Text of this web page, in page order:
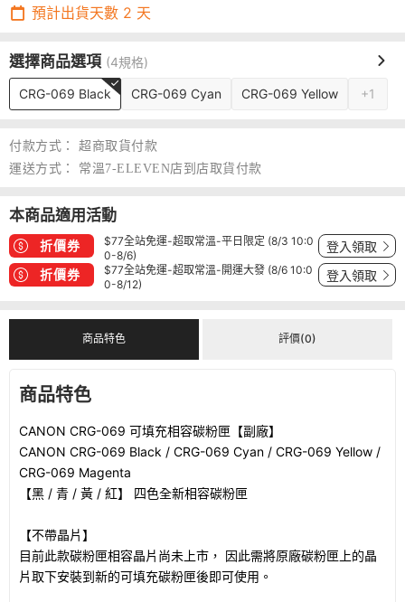
預計出貨天數 2 天
選擇商品選項 (4規格)
CRG-069 Black CRG-069 Cyan CRG-069 Yellow +1
付款方式：
超商取貨付款
運送方式：
常溫7-ELEVEN店到店取貨付款
本商品適用活動
折價券
$77全站免運-超取常溫-平日限定 (8/3 10:0
0-8/6)
登入領取
折價券
$77全站免運-超取常溫-開運大發 (8/6 10:0
0-8/12)
登入領取
商品特色 評價(0)
商品特色
CANON CRG-069 可填充相容碳粉匣【副廠】
CANON CRG-069 Black / CRG-069 Cyan / CRG-069 Yellow /
CRG-069 Magenta
【黑 / 青 / 黃 / 紅】 四色全新相容碳粉匣
【不帶晶片】
目前此款碳粉匣相容晶片尚未上市， 因此需將原廠碳粉匣上的晶
片取下安裝到新的可填充碳粉匣後即可使用。